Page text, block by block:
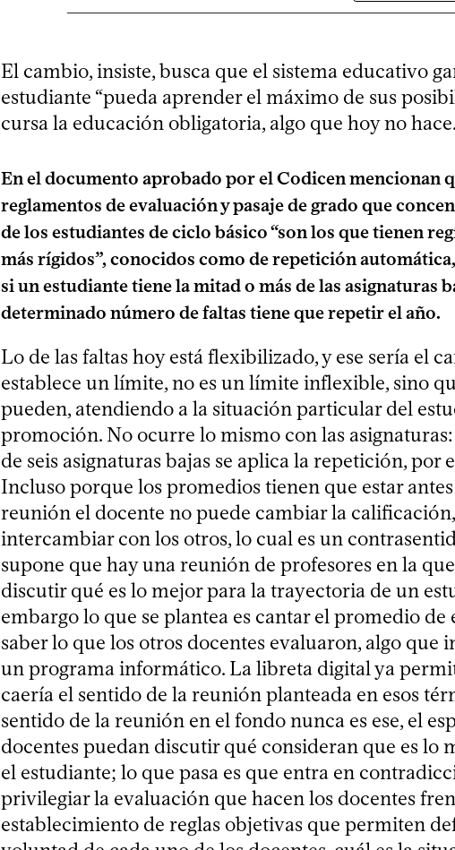
El cambio, insiste, busca que el sistema educativo
estudiante “pueda aprender el máximo de sus
cursa la educación obligatoria, algo que hoy no hace.
En el documento aprobado por el Codicen mencionan
reglamentos de evaluación y pasaje de grado que
de los estudiantes de ciclo básico “son los que tienen
más rígidos”, conocidos como de repetición
si un estudiante tiene la mitad o más de las asignaturas
determinado número de faltas tiene que repetir el año.
Lo de las faltas hoy está flexibilizado, y ese sería el
establece un límite, no es un límite inflexible, sino
pueden, atendiendo a la situación particular del
promoción. No ocurre lo mismo con las
de seis asignaturas bajas se aplica la repetición, por
Incluso porque los promedios tienen que estar
reunión el docente no puede cambiar la
intercambiar con los otros, lo cual es un
supone que hay una reunión de profesores en la
discutir qué es lo mejor para la trayectoria de un
embargo lo que se plantea es cantar el promedio de
saber lo que los otros docentes evaluaron, algo que
un programa informático. La libreta digital ya
caería el sentido de la reunión planteada en esos
sentido de la reunión en el fondo nunca es ese, el
docentes puedan discutir qué consideran que es lo
el estudiante; lo que pasa es que entra en
privilegiar la evaluación que hacen los docentes
establecimiento de reglas objetivas que permiten